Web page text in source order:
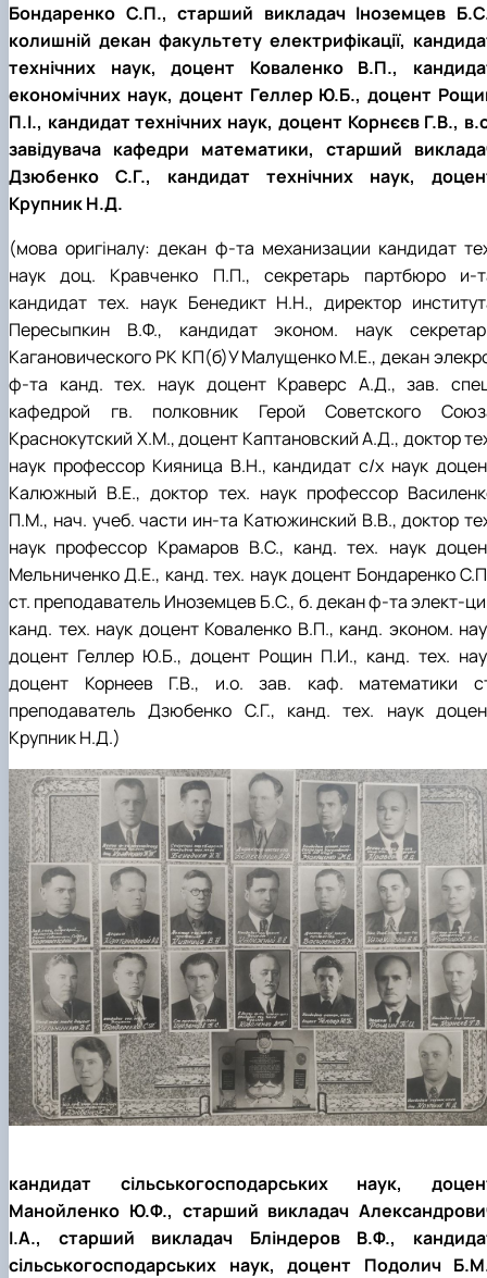
Бондаренко С.П., старший викладач Іноземцев
колишній декан факультету електрифікації,
технічних наук, доцент Коваленко В.П.,
економічних наук, доцент Геллер Ю.Б., доцент
П.І., кандидат технічних наук, доцент Корнєєв Г.В.,
завідувача кафедри математики, старший
Дзюбенко С.Г., кандидат технічних наук,
Крупник Н.Д.
(мова оригіналу: декан ф-та механизации кандидат
наук доц. Кравченко П.П., секретарь партбюро и-
кандидат тех. наук Бенедикт Н.Н., директор
Пересыпкин В.Ф., кандидат эконом. наук
Кагановического РК КП(б)У Малущенко М.Е., декан
ф-та канд. тех. наук доцент Краверс А.Д., зав.
кафедрой гв. полковник Герой Советского
Краснокутский Х.М., доцент Каптановский А.Д., доктор
наук профессор Кияница В.Н., кандидат с/х наук
Калюжный В.Е., доктор тех. наук профессор
П.М., нач. учеб. части ин-та Катюжинский В.В., доктор
наук профессор Крамаров В.С., канд. тех. наук
Мельниченко Д.Е., канд. тех. наук доцент Бондаренко
ст. преподаватель Иноземцев Б.С., б. декан ф-та элект-
канд. тех. наук доцент Коваленко В.П., канд. эконом.
доцент Геллер Ю.Б., доцент Рощин П.И., канд. тех.
доцент Корнеев Г.В., и.о. зав. каф. математики
преподаватель Дзюбенко С.Г., канд. тех. наук
Крупник Н.Д.)
кандидат сільськогосподарських наук,
Манойленко Ю.Ф., старший викладач
І.А., старший викладач Бліндеров В.Ф.,
сільськогосподарських наук, доцент Подолич